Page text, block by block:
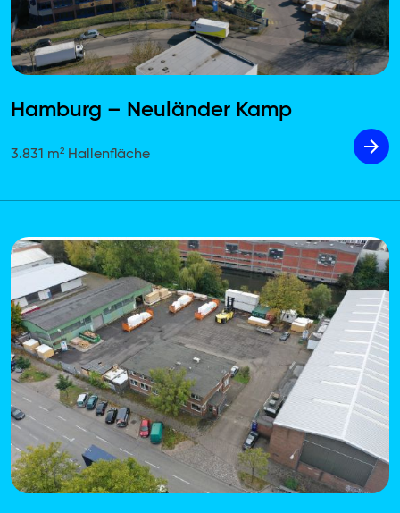
Hamburg – Neuländer Kamp
3.831 m² Hallenfläche